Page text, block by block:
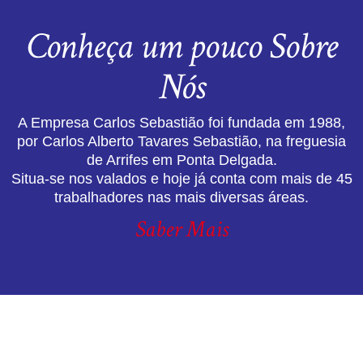
Conheça um pouco Sobre
Nós
A Empresa Carlos Sebastião foi fundada em 1988,
por Carlos Alberto Tavares Sebastião, na freguesia
de Arrifes em Ponta Delgada.
Situa-se nos valados e hoje já conta com mais de 45
trabalhadores nas mais diversas áreas.
Saber Mais